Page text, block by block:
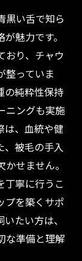
黒い舌で知ら
魅力です。
おり、チャウ
整っていま
の純粋性保持
ニングも実施
は、血統や健
、被毛の手入
せません。
丁寧に行うこ
プを築くサポ
たい方は、
な準備と理解